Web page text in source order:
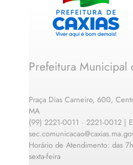
Prefeitura Municipal
Praça Dias Carneiro, 600,
MA
(99) 2221-0011 · 2221-0012 |
Horário de Atendimento: das
sexta-feira